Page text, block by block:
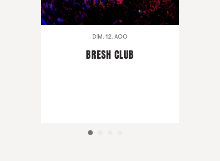
DIM. 12. AGO
BRESH CLUB